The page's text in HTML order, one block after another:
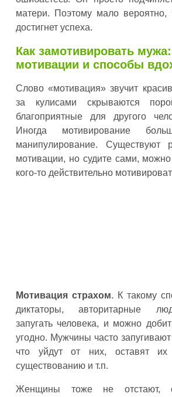
матери. Поэтому мало вероятно,
достигнет успеха.
Как замотивировать
мотивации и способы
Слово «мотивация» звучит
за кулисами скрываются
благоприятные для другого
Иногда мотивирование
манипулирование. Существуют
мотивации, но судите сами,
кого-то действительно
Мотивация страхом. К такому
диктаторы, авторитарные
запугать человека, и можно
угодно. Мужчины часто
что уйдут от них, оставят
существованию и т.п.
Женщины тоже не отстают,